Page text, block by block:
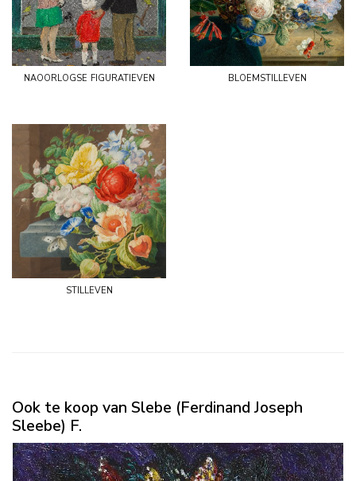
naoorlogse figuratieven bloemstilleven
stilleven
Ook te koop van Slebe (Ferdinand Joseph
Sleebe) F.